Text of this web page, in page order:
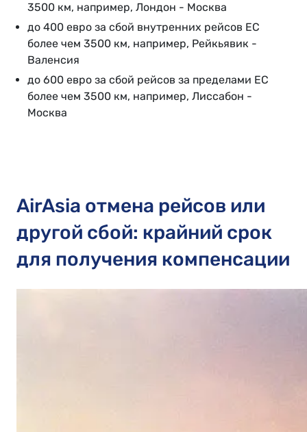
3500 км, например, Лондон - Москва
до 400 евро за сбой внутренних рейсов ЕС
более чем 3500 км, например, Рейкьявик -
Валенсия
до 600 евро за сбой рейсов за пределами ЕС
более чем 3500 км, например, Лиссабон -
Москва
AirAsia отмена рейсов или
другой сбой: крайний срок
для получения компенсации